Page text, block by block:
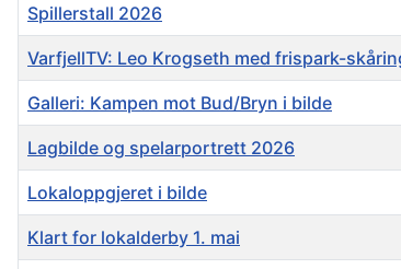
Spillerstall 2026
VarfjellTV: Leo Krogseth med frispark-
Galleri: Kampen mot Bud/Bryn i bilde
Lagbilde og spelarportrett 2026
Lokaloppgjeret i bilde
Klart for lokalderby 1. mai